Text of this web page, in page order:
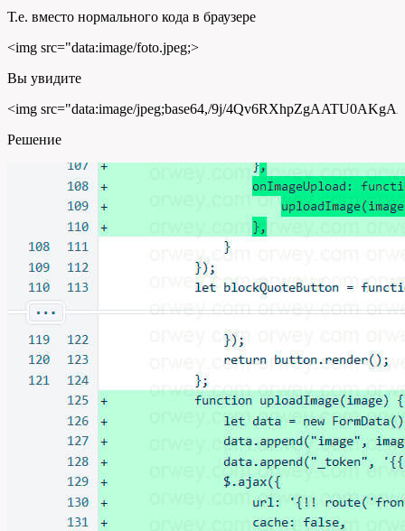
Т.е. вместо нормального кода в браузере
<img src="data:image/foto.jpeg;>
Вы увидите
<img src="data:image/jpeg;base64,/9j/
Решение